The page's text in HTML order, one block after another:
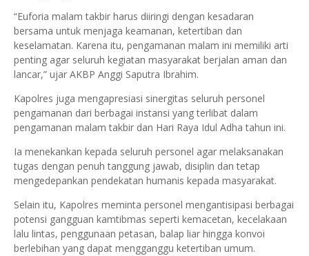
“Euforia malam takbir harus diiringi dengan kesadaran
bersama untuk menjaga keamanan, ketertiban dan
keselamatan. Karena itu, pengamanan malam ini memiliki arti
penting agar seluruh kegiatan masyarakat berjalan aman dan
lancar,” ujar AKBP Anggi Saputra Ibrahim.
Kapolres juga mengapresiasi sinergitas seluruh personel
pengamanan dari berbagai instansi yang terlibat dalam
pengamanan malam takbir dan Hari Raya Idul Adha tahun ini.
Ia menekankan kepada seluruh personel agar melaksanakan
tugas dengan penuh tanggung jawab, disiplin dan tetap
mengedepankan pendekatan humanis kepada masyarakat.
Selain itu, Kapolres meminta personel mengantisipasi berbagai
potensi gangguan kamtibmas seperti kemacetan, kecelakaan
lalu lintas, penggunaan petasan, balap liar hingga konvoi
berlebihan yang dapat mengganggu ketertiban umum.